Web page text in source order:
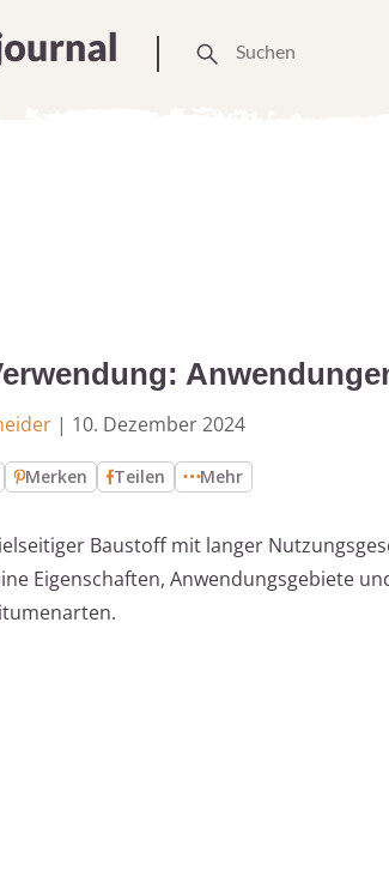
| 10. Dezember 2024
Merken Teilen Mehr
Baustoff mit langer
Eigenschaften, Anwendungsgebiete